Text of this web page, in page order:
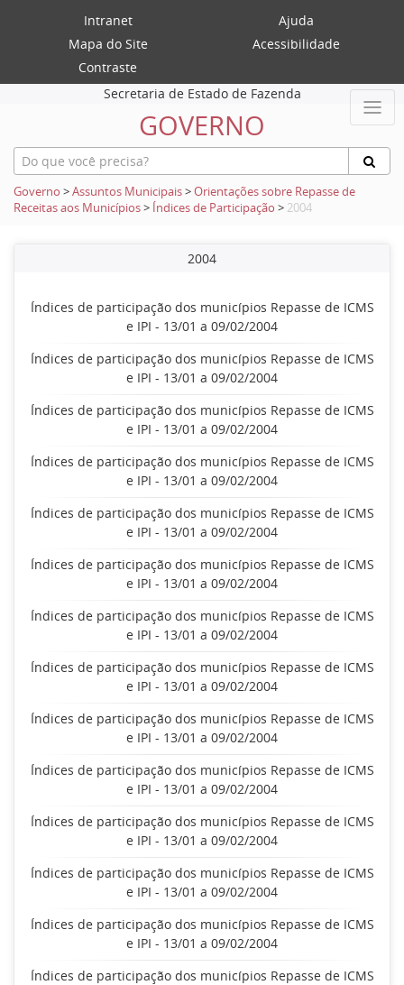
Intranet
Ajuda
Mapa do Site
Acessibilidade
Contraste
Secretaria de Estado de Fazenda
GOVERNO
Governo >Assuntos Municipais>Orientações sobre Repasse de
Receitas aos Municípios> Índices de Participação > 2004
2004
Índices de participação dos municípios Repasse de ICMS
e IPI - 13/01 a 09/02/2004
Índices de participação dos municípios Repasse de ICMS
e IPI - 13/01 a 09/02/2004
Índices de participação dos municípios Repasse de ICMS
e IPI - 13/01 a 09/02/2004
Índices de participação dos municípios Repasse de ICMS
e IPI - 13/01 a 09/02/2004
Índices de participação dos municípios Repasse de ICMS
e IPI - 13/01 a 09/02/2004
Índices de participação dos municípios Repasse de ICMS
e IPI - 13/01 a 09/02/2004
Índices de participação dos municípios Repasse de ICMS
e IPI - 13/01 a 09/02/2004
Índices de participação dos municípios Repasse de ICMS
e IPI - 13/01 a 09/02/2004
Índices de participação dos municípios Repasse de ICMS
e IPI - 13/01 a 09/02/2004
Índices de participação dos municípios Repasse de ICMS
e IPI - 13/01 a 09/02/2004
Índices de participação dos municípios Repasse de ICMS
e IPI - 13/01 a 09/02/2004
Índices de participação dos municípios Repasse de ICMS
e IPI - 13/01 a 09/02/2004
Índices de participação dos municípios Repasse de ICMS
e IPI - 13/01 a 09/02/2004
Índices de participação dos municípios Repasse de ICMS